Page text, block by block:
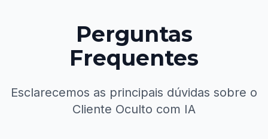
Perguntas
Frequentes
Esclarecemos as principais dúvidas sobre o
Cliente Oculto com IA